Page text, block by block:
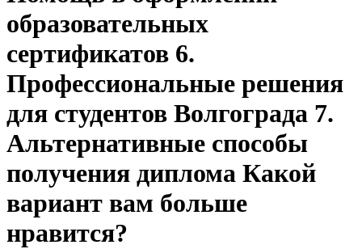
образовательных
сертификатов 6.
Профессиональные решения
для студентов Волгограда 7.
Альтернативные способы
получения диплома Какой
вариант вам больше
нравится?